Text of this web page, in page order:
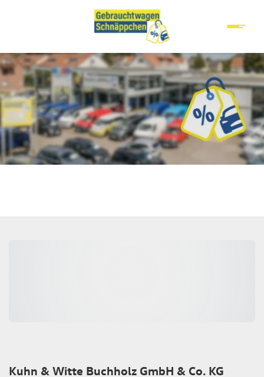
Kuhn & Witte Buchholz GmbH & Co. KG